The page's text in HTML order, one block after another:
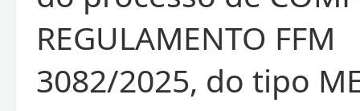
REGULAMENTO FFM
3082/2025, do tipo